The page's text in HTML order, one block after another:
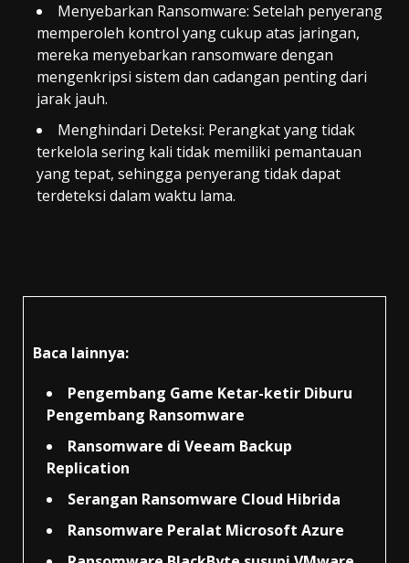
Menyebarkan Ransomware: Setelah penyerang
memperoleh kontrol yang cukup atas jaringan,
mereka menyebarkan ransomware dengan
mengenkripsi sistem dan cadangan penting dari
jarak jauh.
Menghindari Deteksi: Perangkat yang tidak
terkelola sering kali tidak memiliki pemantauan
yang tepat, sehingga penyerang tidak dapat
terdeteksi dalam waktu lama.
Baca lainnya:
Pengembang Game Ketar-ketir Diburu
Pengembang Ransomware
Ransomware di Veeam Backup
Replication
Serangan Ransomware Cloud Hibrida
Ransomware Peralat Microsoft Azure